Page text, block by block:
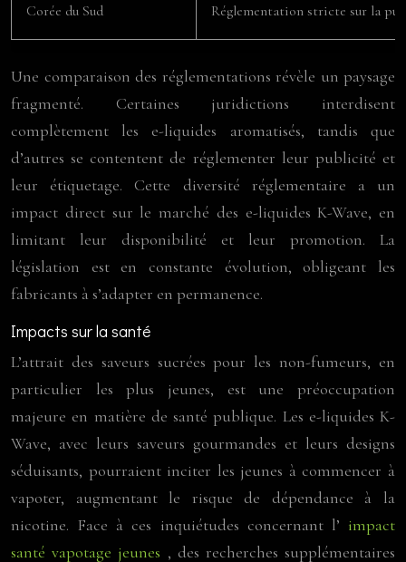
Corée du Sud Réglementation stricte sur la
Une comparaison des réglementations révèle un paysage
fragmenté. Certaines juridictions interdisent
complètement les e-liquides aromatisés, tandis que
d’autres se contentent de réglementer leur publicité et
leur étiquetage. Cette diversité réglementaire a un
impact direct sur le marché des e-liquides K-Wave, en
limitant leur disponibilité et leur promotion. La
législation est en constante évolution, obligeant les
fabricants à s’adapter en permanence.
Impacts sur la santé
L’attrait des saveurs sucrées pour les non-fumeurs, en
particulier les plus jeunes, est une préoccupation
majeure en matière de santé publique. Les e-liquides K-
Wave, avec leurs saveurs gourmandes et leurs designs
séduisants, pourraient inciter les jeunes à commencer à
vapoter, augmentant le risque de dépendance à la
nicotine. Face à ces inquiétudes concernant l’ impact
santé vapotage jeunes , des recherches supplémentaires